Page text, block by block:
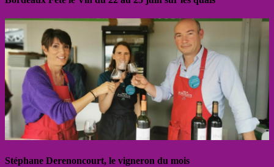
Stéphane Derenoncourt, le vigneron du mois